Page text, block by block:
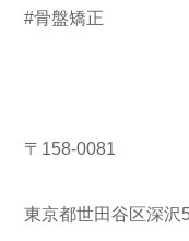
#骨盤矯正
〒158-0081
東京都世田谷区深沢